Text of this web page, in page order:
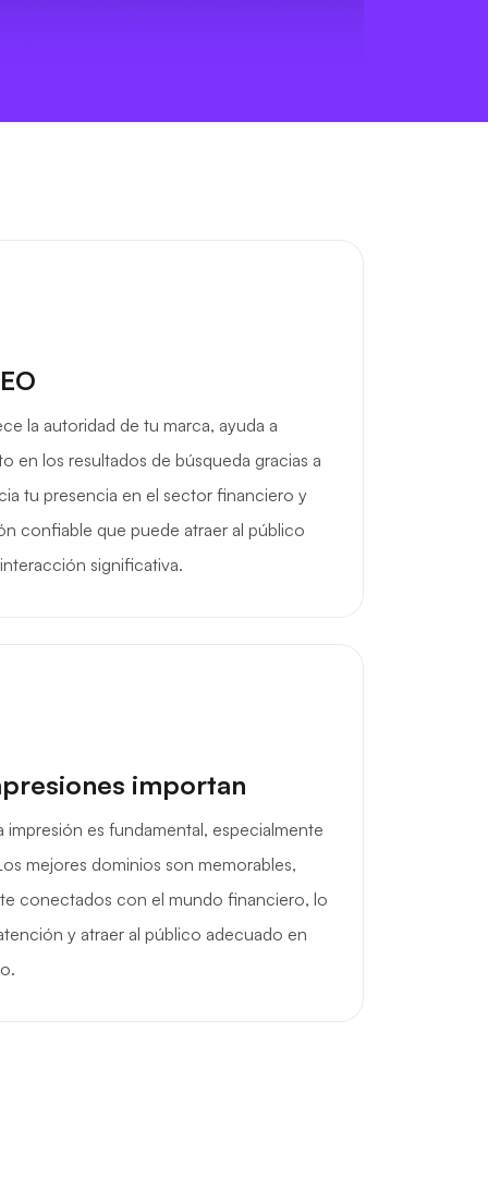
la autoridad de tu marca, ayuda a
en los resultados de búsqueda gracias a
tu presencia en el sector financiero y
confiable que puede atraer al público
significativa.
importan
impresión es fundamental, especialmente
mejores dominios son memorables,
conectados con el mundo financiero, lo
y atraer al público adecuado en